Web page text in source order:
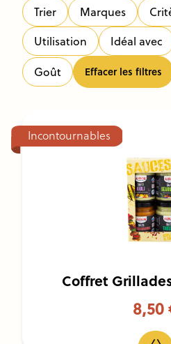
Trier Marques
Utilisation
Idéal avec
Goût
Effacer les filtres
Incontournables
Coffret
8,50